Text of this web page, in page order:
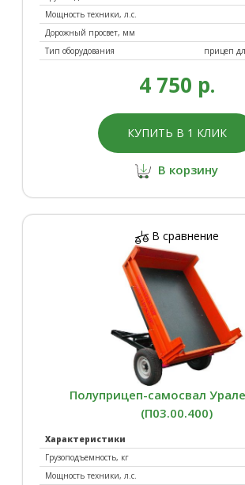
Мощность техники, л.с.
Дорожный просвет, мм
Тип оборудования
прицеп
4 750 р.
КУПИТЬ В 1 КЛИК
В корзину
В сравнение
Полуприцеп-самосвал
(П03.00.400)
Характеристики
Грузоподъемность, кг
Мощность техники, л.с.